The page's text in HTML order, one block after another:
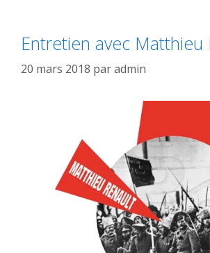
Entretien avec Matthieu
20 mars 2018 paradmin